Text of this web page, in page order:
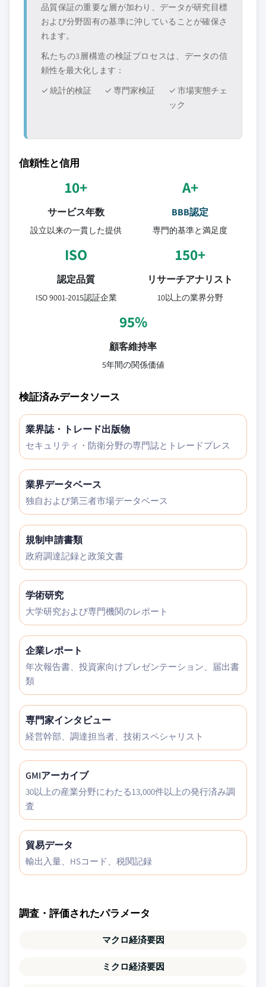
品質保証の重要な層が加わり、データが研究目標
および分野固有の基準に沖していることが確保さ
れます。
私たちの3層構造の検証プロセスは、データの信
頼性を最大化します：
✓ 統計的検証
✓ 専門家検証
✓ 市場実態チェ
ック
信頼性と信用
10+
サービス年数
設立以来の一貫した提供
A+
BBB認定
専門的基準と満足度
ISO
認定品質
ISO 9001-2015認証企業
150+
リサーチアナリスト
10以上の業界分野
95%
顧客維持率
5年間の関係価値
検証済みデータソース
業界誌・トレード出版物
セキュリティ・防衛分野の専門誌とトレードプレス
業界データベース
独自および第三者市場データベース
規制申請書類
政府調達記録と政策文書
学術研究
大学研究および専門機関のレポート
企業レポート
年次報告書、投資家向けプレゼンテーション、届出書
類
専門家インタビュー
経営幹部、調達担当者、技術スペシャリスト
GMIアーカイブ
30以上の産業分野にわたる13,000件以上の発行済み調
査
貿易データ
輸出入量、HSコード、税関記録
調査・評価されたパラメータ
マクロ経済要因
ミクロ経済要因